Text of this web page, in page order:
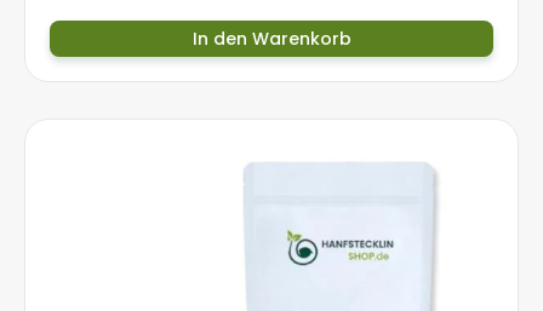
In den Warenkorb